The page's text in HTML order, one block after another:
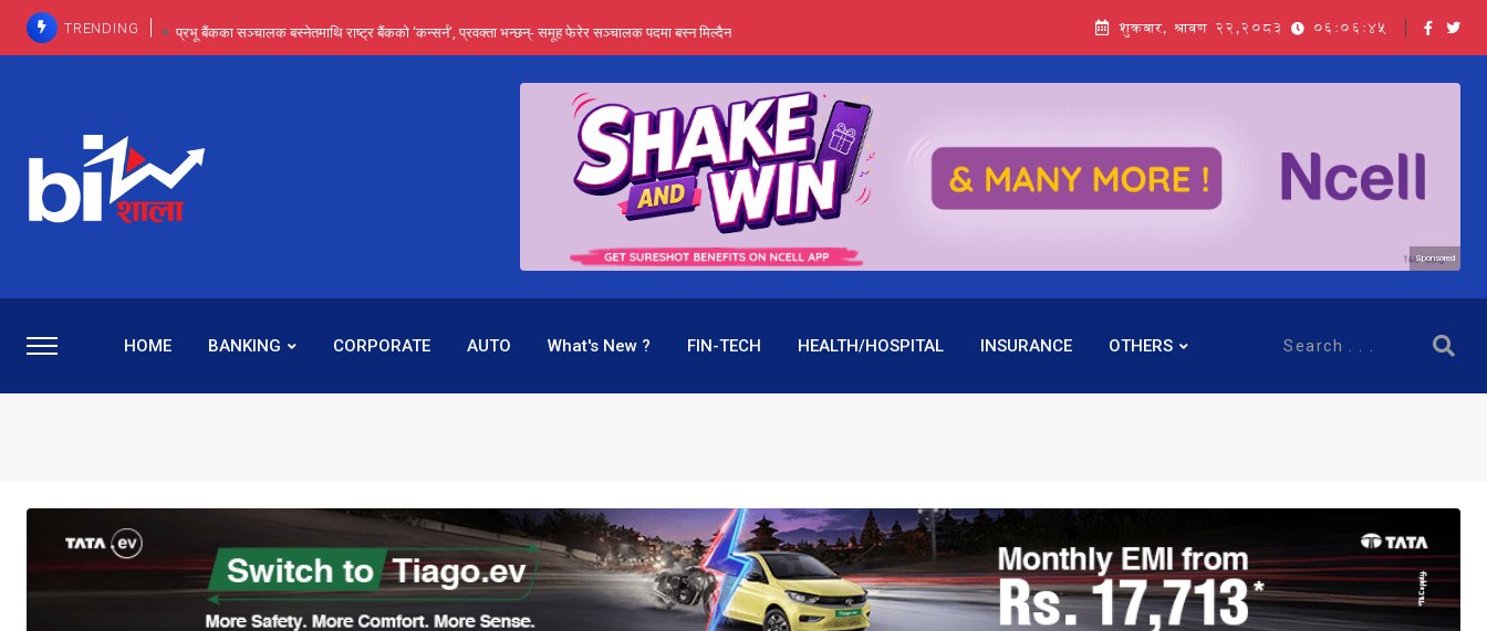
TRENDING प्रभू बैंकका सञ्चालक बस्नेतमाथि राष्ट्र बैंकको ‘कन्सर्न’, प्रवक्ता भन्छन्- समूह फेरेर सञ्चालक पदमा बस्न मिल्दैन
प्रभू बैंकमा सेञ्चुरीबाट आएका कर्मचारीमाथि हदैसम्मको विभेदः एउटै पदमा दुई थरि तलब, वर्षमै ९२ हजार घाटा !
कमाइमा गरिमाको दमदार छलाङ, सेयरधनीलाई २० प्रतिशत लाभांश दिने क्षमता
प्रभु बैंकमा रमिता : सर्वसाधारणबाट छिरेका बस्नेत संस्थापक बनेर निरन्तर, राष्ट्र बैंक किन मौन ?
शुक्रबार, श्रावण २२,२०८३ 06:06:46
Sponsored
HOME BANKING CORPORATE AUTO What's New ? FIN-TECH HEALTH/HOSPITAL INSURANCE OTHERS